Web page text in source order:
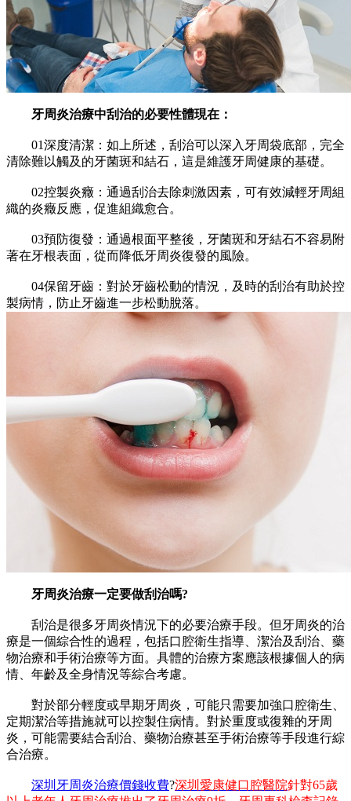
牙周炎治療中刮治的必要性體現在：
01深度清潔：如上所述，刮治可以深入牙周袋底部，完全
清除難以觸及的牙菌斑和結石，這是維護牙周健康的基礎。
02控製炎癥：通過刮治去除刺激因素，可有效減輕牙周組
織的炎癥反應，促進組織愈合。
03預防復發：通過根面平整後，牙菌斑和牙結石不容易附
著在牙根表面，從而降低牙周炎復發的風險。
04保留牙齒：對於牙齒松動的情況，及時的刮治有助於控
製病情，防止牙齒進一步松動脫落。
牙周炎治療一定要做刮治嗎?
刮治是很多牙周炎情況下的必要治療手段。但牙周炎的治
療是一個綜合性的過程，包括口腔衛生指導、潔治及刮治、藥
物治療和手術治療等方面。具體的治療方案應該根據個人的病
情、年齡及全身情況等綜合考慮。
對於部分輕度或早期牙周炎，可能只需要加強口腔衛生、
定期潔治等措施就可以控製住病情。對於重度或復雜的牙周
炎，可能需要結合刮治、藥物治療甚至手術治療等手段進行綜
合治療。
深圳牙周炎治療價錢收費?深圳愛康健口腔醫院針對65歲